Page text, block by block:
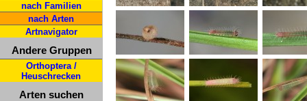
nach Familien
nach Arten
Artnavigator
Andere Gruppen
Orthoptera /
Heuschrecken
Arten suchen